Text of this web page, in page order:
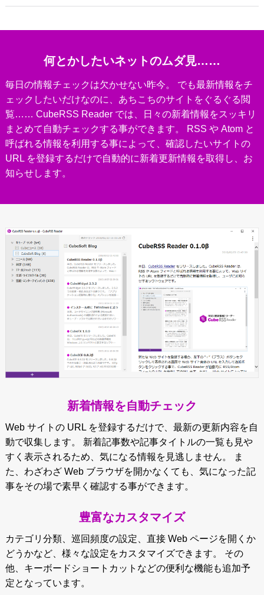
何とかしたいネットのムダ見……
毎日の情報チェックは欠かせない昨今。 でも最新情報をチ
ェックしたいだけなのに、あちこちのサイトをぐるぐる閲
覧…… CubeRSS Reader では、日々の新着情報をスッキリ
まとめて自動チェックする事ができます。 RSS や Atom と
呼ばれる情報を利用する事によって、確認したいサイトの
URL を登録するだけで自動的に新着更新情報を取得し、お
知らせします。
新着情報を自動チェック
Web サイトの URL を登録するだけで、最新の更新内容を自
動で収集します。 新着記事数や記事タイトルの一覧も見や
すく表示されるため、気になる情報を見逃しません。 ま
た、わざわざ Web ブラウザを開かなくても、気になった記
事をその場で素早く確認する事ができます。
豊富なカスタマイズ
カテゴリ分類、巡回頻度の設定、直接 Web ページを開くか
どうかなど、様々な設定をカスタマイズできます。 その
他、キーボードショートカットなどの便利な機能も追加予
定となっています。